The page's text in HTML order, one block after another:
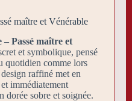
maître et Vénérable
Passé maître et
et symbolique, pensé
quotidien comme lors
raffiné met en
immédiatement
dorée sobre et soignée.